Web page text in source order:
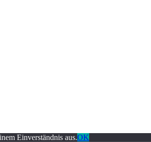
Einverständnis aus.OK